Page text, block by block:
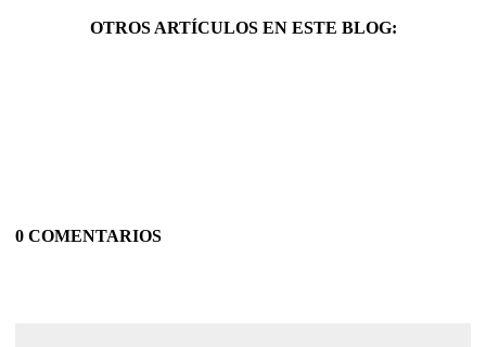
OTROS ARTÍCULOS EN ESTE BLOG:
0 COMENTARIOS